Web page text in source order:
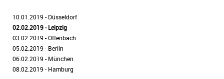
10.01.2019 - Düsseldorf
02.02.2019 - Leipzig
03.02.2019 - Offenbach
05.02.2019 - Berlin
06.02.2019 - München
08.02.2019 - Hamburg